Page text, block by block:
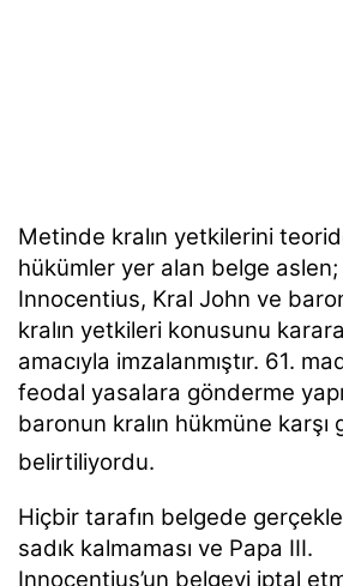
Metinde kralın yetkilerini
hükümler yer alan belge aslen;
Innocentius, Kral John ve
kralın yetkileri konusunu
amacıyla imzalanmıştır. 61.
feodal yasalara gönderme
baronun kralın hükmüne karşı
belirtiliyordu.
Hiçbir tarafın belgede
sadık kalmaması ve Papa III.
Innocentius’un belgeyi iptal